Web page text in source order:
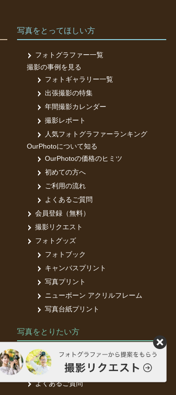
写真をとってほしい方
フォトグラファー一覧
撮影の事例を見る
フォトギャラリー一覧
出張撮影の特集
年間撮影カレンダー
撮影レポート
人気フォトグラファーランキング
OurPhotoについて知る
OurPhotoの価格のヒミツ
初めての方へ
ご利用の流れ
よくあるご質問
会員登録（無料）
撮影リクエスト
フォトグッズ
フォトブック
キャンバスプリント
写真プリント
ニューボーン アクリルフレーム
写真台紙プリント
写真をとりたい方
フォトグラファー募集中
フォトグラファー登録（無料）
よくあるご質問